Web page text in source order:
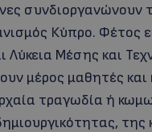
συνδιοργανώνουν
Κύπρο. Φέτος
Λύκεια Μέσης και
μέρος μαθητές
τραγωδία ή
της